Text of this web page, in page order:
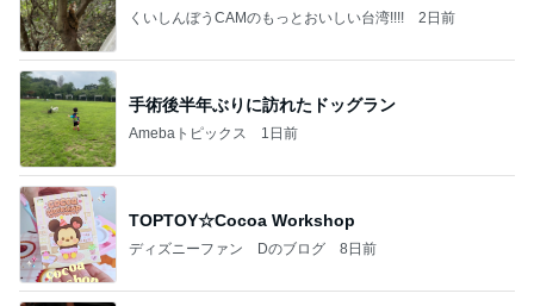
くいしんぼうCAMのもっとおいしい台湾!!!! 2日前
手術後半年ぶりに訪れたドッグラン
Amebaトピックス 1日前
TOPTOY☆Cocoa Workshop
ディズニーファン Dのブログ 8日前